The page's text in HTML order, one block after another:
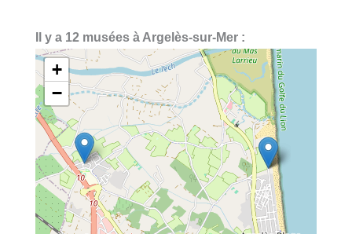
Il y a 12 musées à Argelès-sur-Mer :
+
−